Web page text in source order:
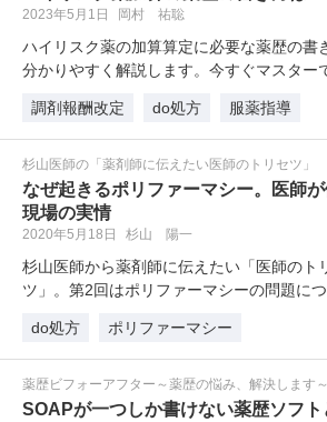
2023年5月1日 岡村 祐聡
ハイリスク薬の加算算定に必要な薬歴の書
分かりやすく解説します。今すぐマスター
調剤報酬改定
do処方 服薬指導
杉山医師の「薬剤師に伝えたい医師のトリセツ」
なぜ起きるポリファーマシー。医師が
現場の実情
2020年5月18日 杉山 陽一
杉山医師から薬剤師に伝えたい「医師のト
ツ」。第2回はポリファーマシーの問題につ
do処方
ポリファーマシー
薬歴ビフォーアフター～薬歴の悩み、解決します～
SOAPが一つしか書けない薬歴ソフト